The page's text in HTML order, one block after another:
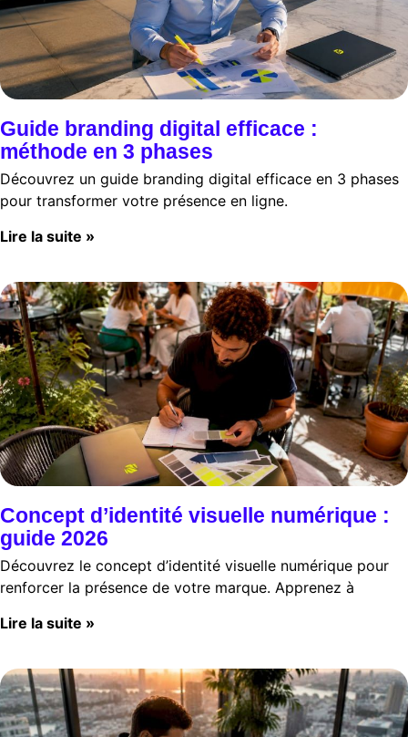
Guide branding digital efficace :
méthode en 3 phases
Découvrez un guide branding digital efficace en 3 phases
pour transformer votre présence en ligne.
Lire la suite »
Concept d’identité visuelle numérique :
guide 2026
Découvrez le concept d’identité visuelle numérique pour
renforcer la présence de votre marque. Apprenez à
Lire la suite »